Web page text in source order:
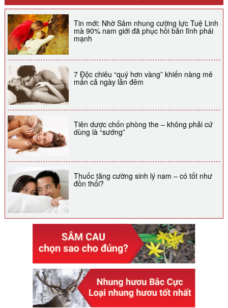
Tin mới: Nhờ Sâm nhung cường lực Tuệ Linh
mà 90% nam giới đã phục hồi bản lĩnh phái
mạnh
7 Độc chiêu “quý hơn vàng” khiến nàng mê
mẩn cả ngày lẫn đêm
Tiên dược chốn phòng the – không phải cứ
dùng là “sướng”
Thuốc tăng cường sinh lý nam – có tốt như
đồn thổi?